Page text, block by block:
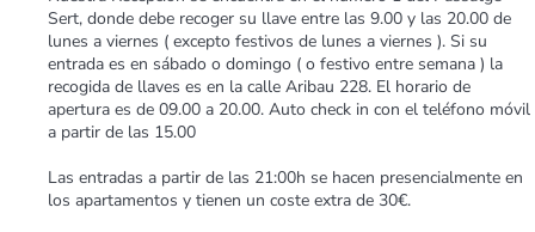
Sert, donde debe recoger su llave entre las 9.00 y las 20.00 de
lunes a viernes ( excepto festivos de lunes a viernes ). Si su
entrada es en sábado o domingo ( o festivo entre semana ) la
recogida de llaves es en la calle Aribau 228. El horario de
apertura es de 09.00 a 20.00. Auto check in con el teléfono móvil
a partir de las 15.00
Las entradas a partir de las 21:00h se hacen presencialmente en
los apartamentos y tienen un coste extra de 30€.